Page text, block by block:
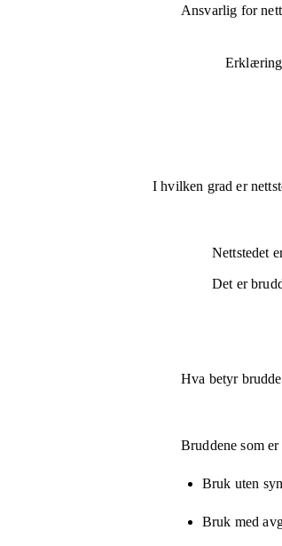
Ansvarlig for
I hvilken grad er
Nettstedet
Det er
Hva betyr
Bruddene som
Bruk uten syn
Bruk med